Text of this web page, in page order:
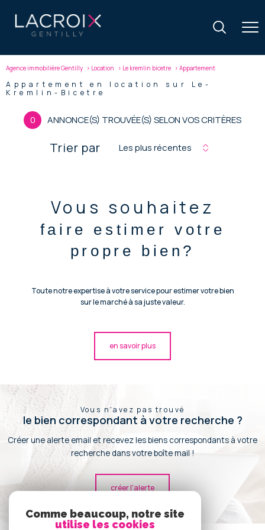
Agence immobilière Gentilly Location Le kremlin bicetre Appartement
Appartement en location sur Le-
Kremlin-Bicetre
0 ANNONCE(S) TROUVÉE(S) SELON VOS CRITÈRES
Trier par Les plus récentes
Vous souhaitez
faire estimer votre
propre bien?
Toute notre expertise à votre service pour estimer votre bien
sur le marché à sa juste valeur.
en savoir plus
Vous n'avez pas trouvé
le bien correspondant à votre recherche ?
Créer une alerte email et recevez les biens correspondants à votre
recherche dans votre boîte mail !
créer l'alerte
Comme beaucoup, notre site
utilise les cookies